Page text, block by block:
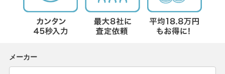
メーカー